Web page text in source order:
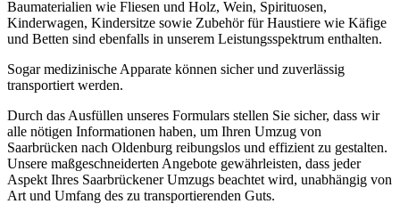
Baumaterialien wie Fliesen und Holz, Wein, Spirituosen,
Kinderwagen, Kindersitze sowie Zubehör für Haustiere wie Käfige
und Betten sind ebenfalls in unserem Leistungsspektrum enthalten.
Sogar medizinische Apparate können sicher und zuverlässig
transportiert werden.
Durch das Ausfüllen unseres Formulars stellen Sie sicher, dass wir
alle nötigen Informationen haben, um Ihren Umzug von
Saarbrücken nach Oldenburg reibungslos und effizient zu gestalten.
Unsere maßgeschneiderten Angebote gewährleisten, dass jeder
Aspekt Ihres Saarbrückener Umzugs beachtet wird, unabhängig von
Art und Umfang des zu transportierenden Guts.